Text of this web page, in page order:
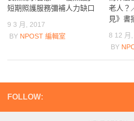
短期照護服務彌補人力缺口
9 3 月, 2017
BY NPOST 編輯室
老人？
見》書
8 12 月
BY
FOLLOW: